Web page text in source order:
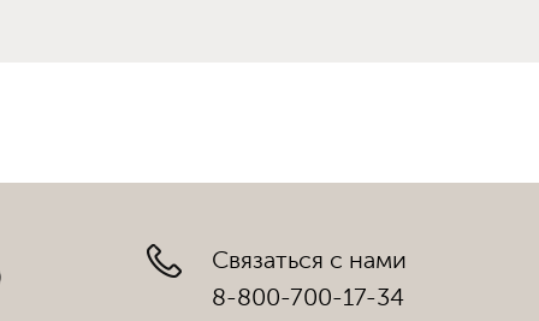
Связаться с нами
8-800-700-17-34